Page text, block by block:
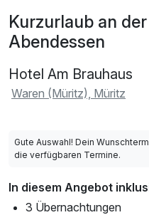
Kurzurlaub an
Abendessen
Hotel Am Brauhaus
Waren (Müritz), Müritz
Gute Auswahl! Dein
die verfügbaren Termine.
In diesem Angebot
3 Übernachtungen